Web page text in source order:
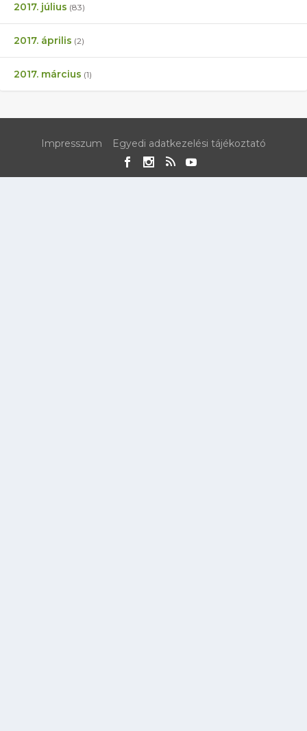
2017. július (83)
2017. április (2)
2017. március (1)
Impresszum Egyedi adatkezelési tájékoztató